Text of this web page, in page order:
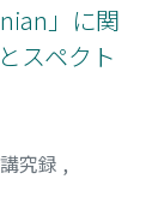
」に関
スペクト
究録 ,